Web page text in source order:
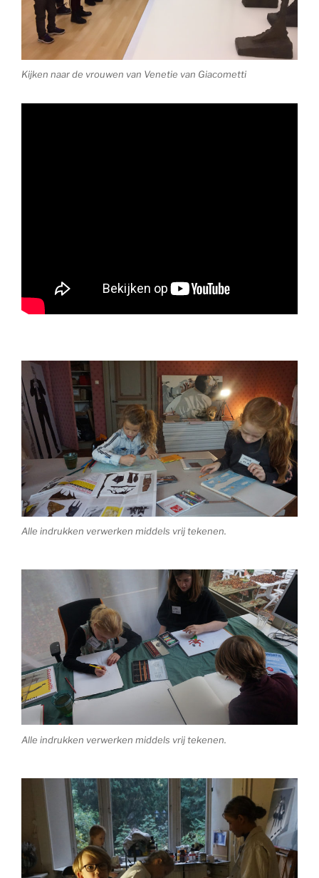
Kijken naar de vrouwen van Venetie van Giacometti
Alle indrukken verwerken middels vrij tekenen.
Alle indrukken verwerken middels vrij tekenen.